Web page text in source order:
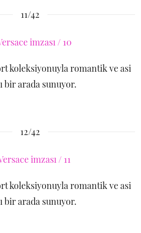
11/42
koleksiyonuyla romantik ve asi
bir arada sunuyor.
12/42
koleksiyonuyla romantik ve asi
bir arada sunuyor.